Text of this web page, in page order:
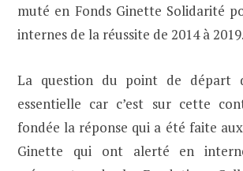
muté en Fonds Ginette Solidarité
internes de la réussite de 2014 à 2019.
La question du point de départ
essentielle car c’est sur cette
fondée la réponse qui a été faite
Ginette qui ont alerté en